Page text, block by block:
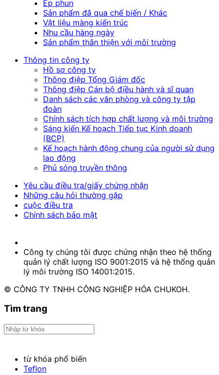
Ép phun
Sản phẩm đã qua chế biến / Khác
Vật liệu màng kiến trúc
Nhu cầu hàng ngày
Sản phẩm thân thiện với môi trường
Thông tin công ty
Hồ sơ công ty
Thông điệp Tổng Giám đốc
Thông điệp Cán bộ điều hành và sĩ quan
Danh sách các văn phòng và công ty tập
đoàn
Chính sách tích hợp chất lượng và môi trường
Sáng kiến Kế hoạch Tiếp tục Kinh doanh
(BCP)
Kế hoạch hành động chung của người sử dụng
lao động
Phủ sóng truyền thông
Yêu cầu điều tra/giấy chứng nhận
Những câu hỏi thường gặp
cuộc điều tra
Chính sách bảo mật
Công ty chúng tôi được chứng nhận theo hệ thống
quản lý chất lượng ISO 9001:2015 và hệ thống quản
lý môi trường ISO 14001:2015.
© CÔNG TY TNHH CÔNG NGHIỆP HÓA CHUKOH.
Tìm trang
từ khóa phổ biến
Teflon